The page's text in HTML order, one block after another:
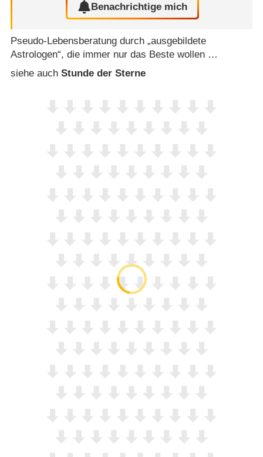
Benachrichtige mich
Pseudo-Lebensberatung durch „ausgebildete
Astrologen“, die immer nur das Beste wollen …
siehe auch Stunde der Sterne